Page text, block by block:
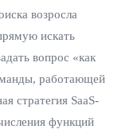
возросла
искать
вопрос «как
работающей
стратегия SaaS-
функций